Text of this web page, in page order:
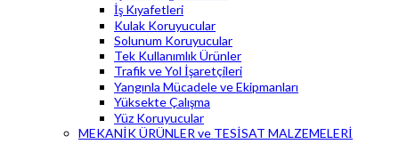
İş Kıyafetleri
Kulak Koruyucular
Solunum Koruyucular
Tek Kullanımlık Ürünler
Trafik ve Yol İşaretçileri
Yangınla Mücadele ve Ekipmanları
Yüksekte Çalışma
Yüz Koruyucular
MEKANİK ÜRÜNLER ve TESİSAT MALZEMELERİ